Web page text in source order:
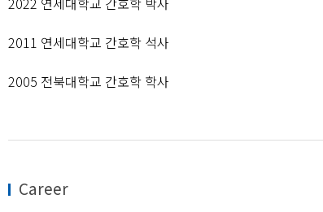
2011 연세대학교 간호학 석사
2005 전북대학교 간호학 학사
Career